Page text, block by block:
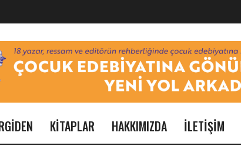
KİTAPLAR HAKKIMIZDA İLETİŞİM